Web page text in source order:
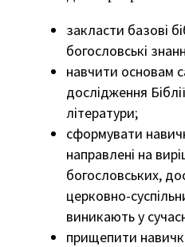
закласти базові
богословські
навчити основам
дослідження
літератури;
сформувати
направлені на
богословських,
церковно-
виникають у
прищепити